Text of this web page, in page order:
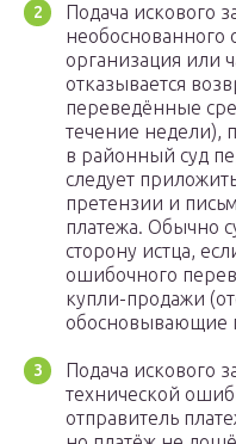
Подача искового
необоснованного
организация или
отказывается
переведённые
течение недели),
в районный суд
следует
претензии и
платежа. Обычно
сторону истца,
ошибочного
купли-продажи
обосновывающие
Подача искового
технической
отправитель